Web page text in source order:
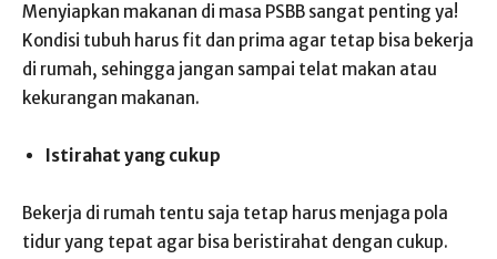
Menyiapkan makanan di masa PSBB sangat penting ya!
Kondisi tubuh harus fit dan prima agar tetap bisa bekerja
di rumah, sehingga jangan sampai telat makan atau
kekurangan makanan.
Istirahat yang cukup
Bekerja di rumah tentu saja tetap harus menjaga pola
tidur yang tepat agar bisa beristirahat dengan cukup.